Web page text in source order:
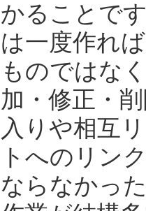
かることで
は一度作れ
ものではな
加・修正・
入りや相互
トへのリン
ならなかっ